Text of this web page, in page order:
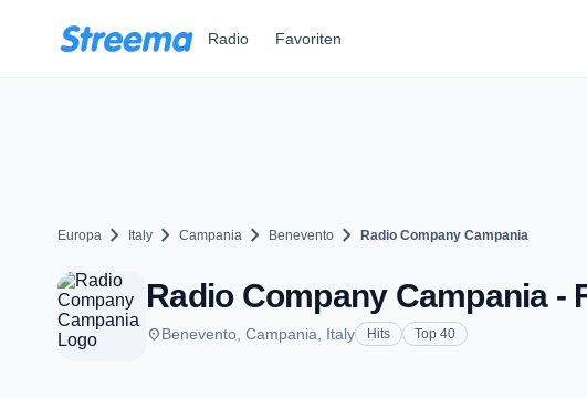
Radio Favoriten
Europa chevron_right Italy chevron_right Campania chevron_right Benevento chevron_right Radio Company Campania
Radio Company Campania -
placeBenevento, Campania, Italy Hits Top 40